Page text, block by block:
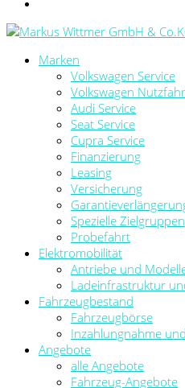
Marken
Volkswagen Service
Volkswagen
Audi Service
Seat Service
Cupra Service
Finanzierung
Leasing
Versicherung
Spezielle Zielgruppen
Probefahrt
Elektromobilität
Antriebe und
Ladeinfrastruktur
Fahrzeugbestand
Fahrzeugbörse
Inzahlungnahme
Angebote
alle Angebote
Fahrzeug-Angebote